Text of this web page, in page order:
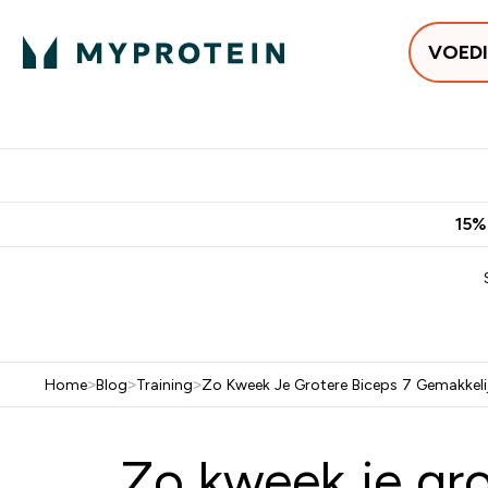
Home>Blog>Training>Zo Kweek Je Grotere Biceps 7